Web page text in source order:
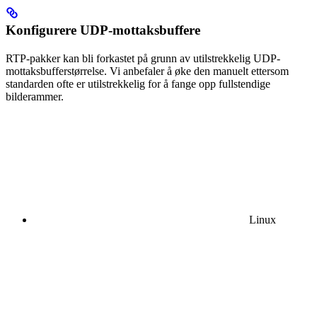
Konfigurere UDP-mottaksbuffere
RTP-pakker kan bli forkastet på grunn av utilstrekkelig UDP-
mottaksbufferstørrelse. Vi anbefaler å øke den manuelt ettersom
standarden ofte er utilstrekkelig for å fange opp fullstendige
bilderammer.
Linux